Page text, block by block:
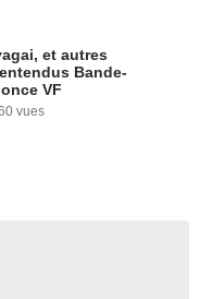
et autres
Bande-
VF
vues